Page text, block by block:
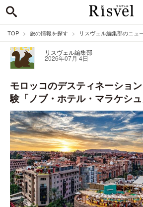
TOP 旅の情報を探す リスヴェル編集部のニュ
リスヴェル編集部
2026年07月 4日
モロッコのデスティネーショ
験「ノブ・ホテル・マラケシュ